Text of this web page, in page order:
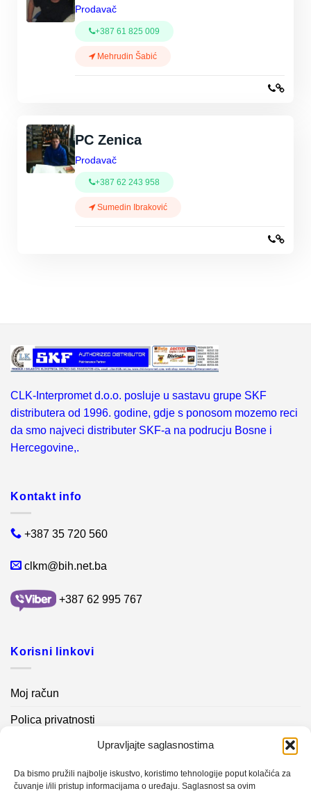
Upravljajte saglasnostima
Da bismo pružili najbolje iskustvo, koristimo tehnologije poput kolačića za
čuvanje i/ili pristup informacijama o uređaju. Saglasnost sa ovim
Prodavač
+387 61 825 009
Mehrudin Šabić
PC Zenica
Prodavač
+387 62 243 958
Sumedin Ibraković
CLK-Interpromet d.o.o. posluje u sastavu grupe SKF
distributera od 1996. godine, gdje s ponosom mozemo reci
da smo najveci distributer SKF-a na podrucju Bosne i
Hercegovine,.
Kontakt info
+387 35 720 560
clkm@bih.net.ba
+387 62 995 767
Korisni linkovi
Moj račun
Polica privatnosti
Kontakt info